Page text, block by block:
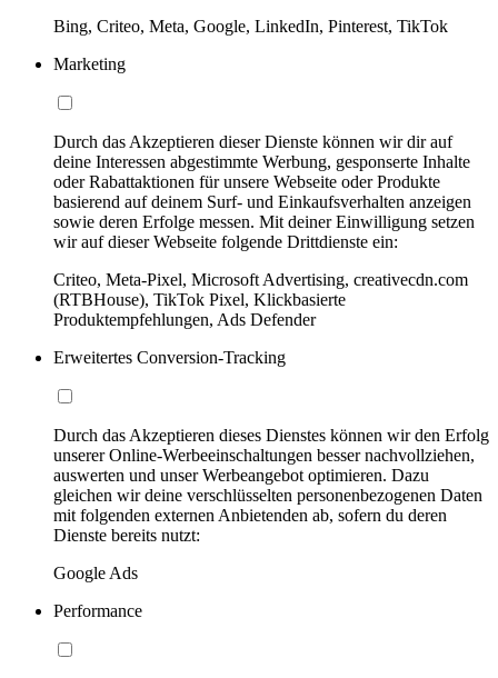
Bing, Criteo, Meta, Google, LinkedIn, Pinterest, TikTok
Marketing
Durch das Akzeptieren dieser Dienste können wir dir auf
deine Interessen abgestimmte Werbung, gesponserte Inhalte
oder Rabattaktionen für unsere Webseite oder Produkte
basierend auf deinem Surf- und Einkaufsverhalten anzeigen
sowie deren Erfolge messen. Mit deiner Einwilligung setzen
wir auf dieser Webseite folgende Drittdienste ein:
Criteo, Meta-Pixel, Microsoft Advertising, creativecdn.com
(RTBHouse), TikTok Pixel, Klickbasierte
Produktempfehlungen, Ads Defender
Erweitertes Conversion-Tracking
Durch das Akzeptieren dieses Dienstes können wir den Erfolg
unserer Online-Werbeeinschaltungen besser nachvollziehen,
auswerten und unser Werbeangebot optimieren. Dazu
gleichen wir deine verschlüsselten personenbezogenen Daten
mit folgenden externen Anbietenden ab, sofern du deren
Dienste bereits nutzt:
Google Ads
Performance